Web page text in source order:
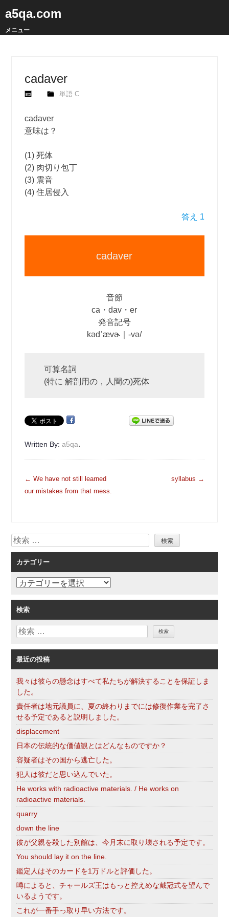
a5qa.com
メニュー
cadaver
単語 C
cadaver
意味は？
(1) 死体
(2) 肉切り包丁
(3) 震音
(4) 住居侵入
答え 1
cadaver
音節
ca・dav・er
発音記号
kədˈævɚ｜‐və/
可算名詞
(特に 解剖用の，人間の)死体
Written By:a5qa.
投
稿
ー
シ
ョ
ン
← We have not still learned
our mistakes from that mess.
syllabus →
検
索
カテゴリー
カ
ゴ
リ
ー
検索
検
最近の投稿
我々は彼らの懸念はすべて私たちが解決することを保証しま
した。
責任者は地元議員に、夏の終わりまでには修復作業を完了さ
せる予定であると説明しました。
displacement
日本の伝統的な価値観とはどんなものですか？
容疑者はその国から逃亡した。
犯人は彼だと思い込んでいた。
He works with radioactive materials. / He works on
radioactive materials.
quarry
down the line
彼が父親を殺した別館は、今月末に取り壊される予定です。
You should lay it on the line.
鑑定人はそのカードを1万ドルと評価した。
噂によると、チャールズ王はもっと控えめな戴冠式を望んで
いるようです。
これが一番手っ取り早い方法です。